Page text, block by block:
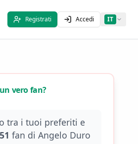
Registrati Accedi IT
vero fan?
tra i tuoi preferiti e
51 fan di Angelo Duro